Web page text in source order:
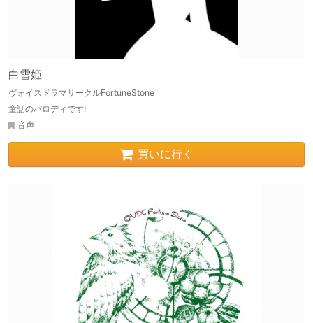
白雪姫
ヴォイスドラマサークルFortuneStone
童話のパロディです!
音声
買いに行く